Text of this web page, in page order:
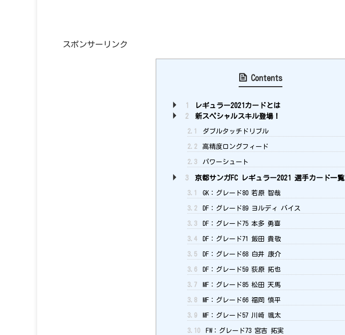
スポンサーリンク
Contents
1
レギュラー2021カードとは
2
新スペシャルスキル登場！
2.1 ダブルタッチドリブル
2.2 高精度ロングフィード
2.3 パワーシュート
3 京都サンガFC レギュラー2021 選手カード一覧
3.1 GK：グレード80 若原 智哉
3.2 DF：グレード89 ヨルディ バイス
3.3 DF：グレード75 本多 勇喜
3.4 DF：グレード71 飯田 貴敬
3.5 DF：グレード68 白井 康介
3.6 DF：グレード59 荻原 拓也
3.7 MF：グレード85 松田 天馬
3.8 MF：グレード66 福岡 慎平
3.9 MF：グレード57 川崎 颯太
3.10 FW：グレード73 宮吉 拓実